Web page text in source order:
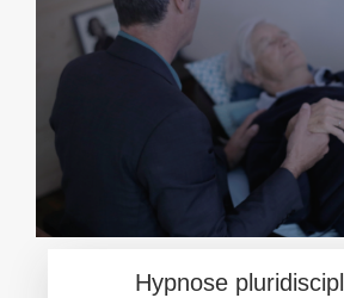
Hypnose